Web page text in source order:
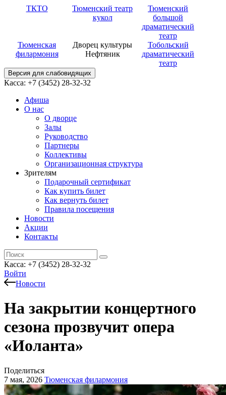
ТКТО
Тюменский театр
кукол
Тюменский
большой
драматический
театр
Тюменская
филармония
Дворец культуры
Нефтяник
Тобольский
драматический
театр
Версия для слабовидящих
Касса: +7 (3452) 28-32-32
Афиша
О нас
О дворце
Залы
Руководство
Партнеры
Коллективы
Организационная структура
Зрителям
Подарочный сертификат
Как купить билет
Как вернуть билет
Правила посещения
Новости
Акции
Контакты
Касса: +7 (3452) 28-32-32
Войти
Новости
На закрытии концертного
сезона прозвучит опера
«Иоланта»
Поделиться
7 мая, 2026 Тюменская филармония